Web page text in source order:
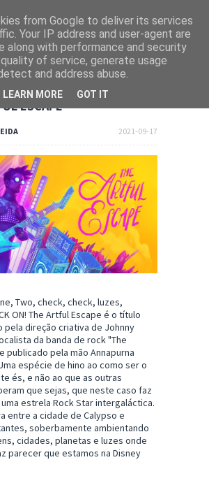
ESCAPE
2021-09-17
Two, check, check, luzes,
ON! The Artful Escape é o título
pela direção criativa de Johnny
da banda de rock "The
publicado pela mão Annapurna
espécie de hino ao como ser o
és, e não ao que as outras
que sejas, que neste caso faz
estrela Rock Star intergaláctica.
entre a cidade de Calypso e
soberbamente ambientando
cidades, planetas e luzes onde
parecer que estamos na Disney
from Google to deliver its services
Your IP address and user-agent are
along with performance and security
of service, generate usage
and address abuse.
LEARN MORE GOT IT